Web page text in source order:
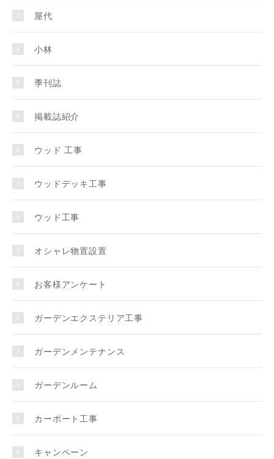
屋代
小林
季刊誌
掲載誌紹介
ウッド 工事
ウッドデッキ工事
ウッド工事
オシャレ物置設置
お客様アンケート
ガーデンエクステリア工事
ガーデンメンテナンス
ガーデンルーム
カーポート工事
キャンペーン